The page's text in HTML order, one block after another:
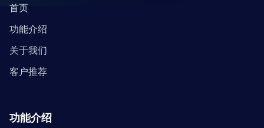
首页
功能介绍
关于我们
客户推荐
功能介绍